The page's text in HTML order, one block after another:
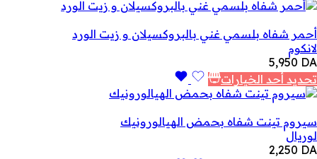
أحمر شفاه بلسمي غني بالبروكسيلان و زيت الورد
لانكوم
5,950 DA
تحديد أحد الخيارات
سيروم تينت شفاه بحمض الهيالورونيك
لوريال
2,250 DA